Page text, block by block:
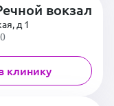
вокзал
д 1
клинику